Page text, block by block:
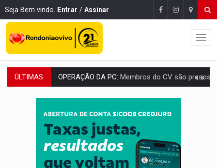
Seja Bem vindo. Entrar / Assinar
ÚLTIMAS OPERAÇÃO DA PC: Membros do CV são presos com armas e drogas
ENTRADA GRATUITA:Espetáculo As Marias Somos Nós será
VÍDEO:Três são presos após furto de motocicleta em frente
CELEBRAÇÃO:Cerejeiras completa 43 anos de emancipação com
Anvisa desmente boato sobre presença de plástico ou